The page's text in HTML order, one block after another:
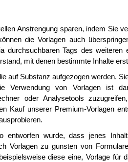
Anstrengung sparen, indem Sie
die Vorlagen auch
durchsuchbaren Tags des weiteren
mit denen bestimmte Inhalte
auf Substanz aufgezogen werden.
Verwendung von Vorlagen ist
oder Analysetools
Kauf unserer Premium-Vorlagen
entworfen wurde, dass jenes
Vorlagen zu gunsten von
diese eine, Vorlage für